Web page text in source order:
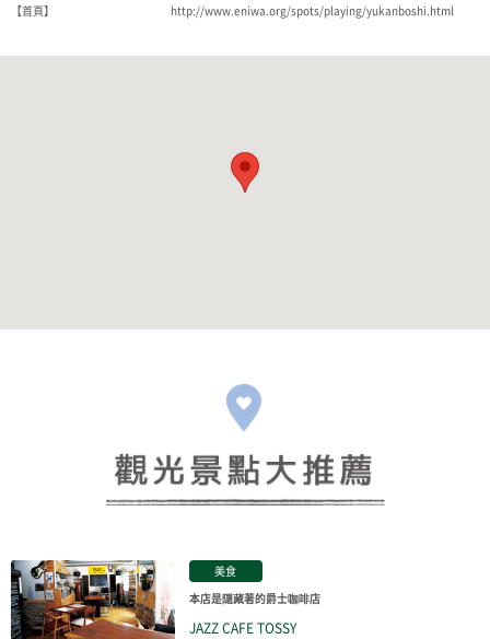
【首頁】
http://www.eniwa.org/spots/playing/yukanboshi.html
美食
本店是隱藏著的爵士咖啡店
JAZZ CAFE TOSSY